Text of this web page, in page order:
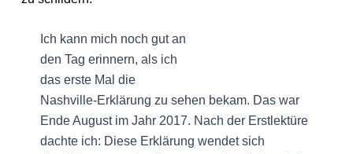
Ich kann mich noch gut an
den Tag erinnern, als ich
das erste Mal die
Nashville-Erklärung zu sehen bekam. Das war
Ende August im Jahr 2017. Nach der Erstlektüre
dachte ich: Diese Erklärung wendet sich